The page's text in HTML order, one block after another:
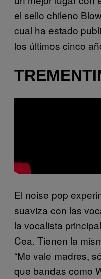
el sello chileno
cual ha estado
los últimos cinco
El noise pop
suaviza con las
la vocalista
Cea. Tienen la
“Me vale madres,
que bandas como